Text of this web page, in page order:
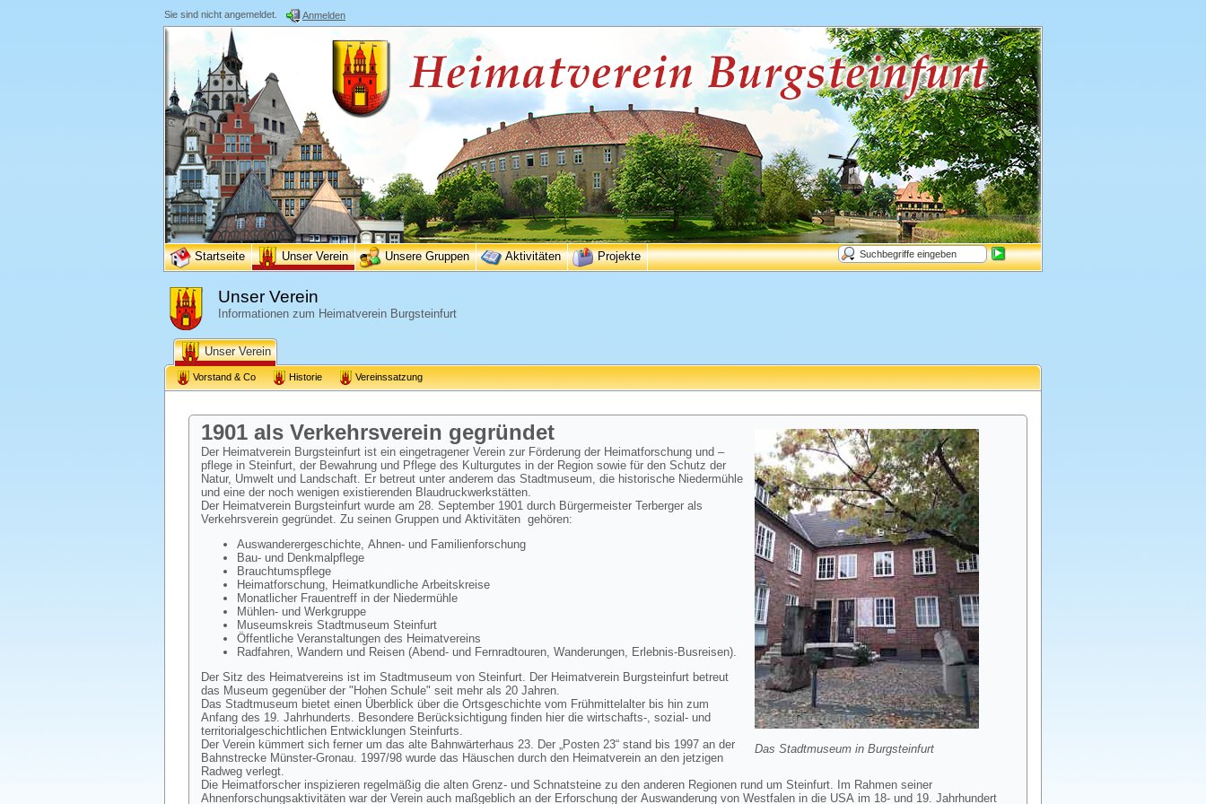
Sie sind nicht angemeldet. Anmelden
Startseite Unser Verein Unsere Gruppen Aktivitäten Projekte
Unser Verein
Informationen zum Heimatverein Burgsteinfurt
Unser Verein
Vorstand & Co Historie Vereinssatzung
Das Stadtmuseum in Burgsteinfurt
1901 als Verkehrsverein gegründet
Der Heimatverein Burgsteinfurt ist ein eingetragener Verein zur Förderung der Heimatforschung und –
pflege in Steinfurt, der Bewahrung und Pflege des Kulturgutes in der Region sowie für den Schutz der
Natur, Umwelt und Landschaft. Er betreut unter anderem das Stadtmuseum, die historische Niedermühle
und eine der noch wenigen existierenden Blaudruckwerkstätten.
Der Heimatverein Burgsteinfurt wurde am 28. September 1901 durch Bürgermeister Terberger als
Verkehrsverein gegründet. Zu seinen Gruppen und Aktivitäten gehören:
Auswanderergeschichte, Ahnen- und Familienforschung
Bau- und Denkmalpflege
Brauchtumspflege
Heimatforschung, Heimatkundliche Arbeitskreise
Monatlicher Frauentreff in der Niedermühle
Mühlen- und Werkgruppe
Museumskreis Stadtmuseum Steinfurt
Öffentliche Veranstaltungen des Heimatvereins
Radfahren, Wandern und Reisen (Abend- und Fernradtouren, Wanderungen, Erlebnis-Busreisen).
Der Sitz des Heimatvereins ist im Stadtmuseum von Steinfurt. Der Heimatverein Burgsteinfurt betreut
das Museum gegenüber der "Hohen Schule" seit mehr als 20 Jahren.
Das Stadtmuseum bietet einen Überblick über die Ortsgeschichte vom Frühmittelalter bis hin zum
Anfang des 19. Jahrhunderts. Besondere Berücksichtigung finden hier die wirtschafts-, sozial- und
territorialgeschichtlichen Entwicklungen Steinfurts.
Der Verein kümmert sich ferner um das alte Bahnwärterhaus 23. Der „Posten 23“ stand bis 1997 an der
Bahnstrecke Münster-Gronau. 1997/98 wurde das Häuschen durch den Heimatverein an den jetzigen
Radweg verlegt.
Die Heimatforscher inspizieren regelmäßig die alten Grenz- und Schnatsteine zu den anderen Regionen rund um Steinfurt. Im Rahmen seiner
Ahnenforschungsaktivitäten war der Verein auch maßgeblich an der Erforschung der Auswanderung von Westfalen in die USA im 18- und 19. Jahrhundert